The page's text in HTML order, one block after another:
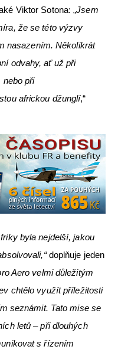
Viktor Sotona: „Jsem
že se této výzvy
nasazením. Několikrát
odvahy, ať už při
nebo při
africkou džunglí,“
byla nejdelší, jakou
doplňuje jeden
Aero velmi důležitým
chtělo využít příležitosti
seznámit. Tato mise se
letů – při dlouhých
s řízením